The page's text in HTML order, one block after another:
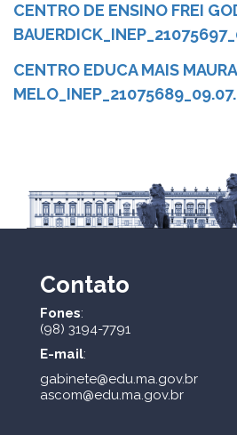
CENTRO DE ENSINO FREI
CENTRO EDUCA MAIS
Contato
Fones:
(98) 3194-7791
E-mail:
gabinete@edu.ma.gov.br
ascom@edu.ma.gov.br